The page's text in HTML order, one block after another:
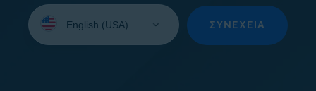
your
ΣΥΝΈΧΕΙΑ